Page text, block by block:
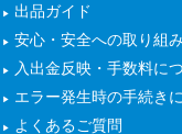
出品ガイド
安心・安全への取り組
入出金反映・手数料に
エラー発生時の手続き
よくあるご質問